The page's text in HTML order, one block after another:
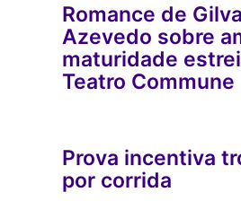
Romance de
Azevedo sobre
maturidade
Teatro Commune
Prova incentiva
por corrida